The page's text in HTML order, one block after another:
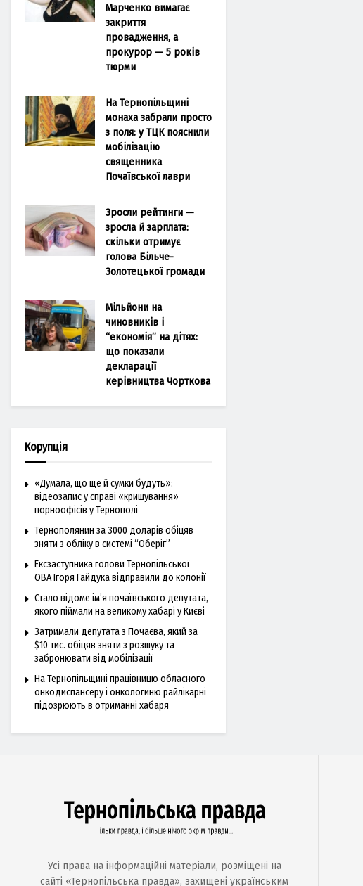
Марченко вимагає
закриття
провадження, а
прокурор — 5 років
тюрми
На Тернопільщині
монаха забрали просто
з поля: у ТЦК пояснили
мобілізацію
священника
Почаївської лаври
Зросли рейтинги —
зросла й зарплата:
скільки отримує
голова Більче-
Золотецької громади
Мільйони на
чиновників і
“економія” на дітях:
що показали
декларації
керівництва Чорткова
Корупція
«Думала, що ще й сумки будуть»:
відеозапис у справі «кришування»
порноофісів у Тернополі
Тернополянин за 3000 доларів обіцяв
зняти з обліку в системі “Оберіг”
Ексзаступника голови Тернопільської
ОВА Ігоря Гайдука відправили до колонії
Стало відоме ім’я почаївського депутата,
якого піймали на великому хабарі у Києві
Затримали депутата з Почаєва, який за
$10 тис. обіцяв зняти з розшуку та
забронювати від мобілізації
На Тернопільщині працівницю обласного
онкодиспансеру і онкологиню райлікарні
підозрюють в отриманні хабаря
Усі права на інформаційні матеріали, розміщені на
сайті «Тернопільська правда», захищені українським